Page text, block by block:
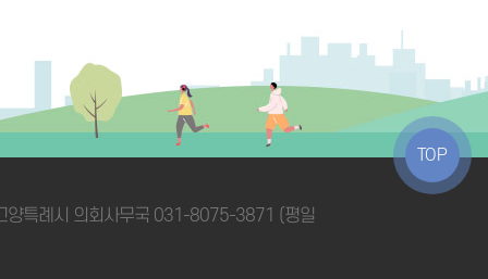
TOP
특례시 의회사무국 031-8075-3871 (평일